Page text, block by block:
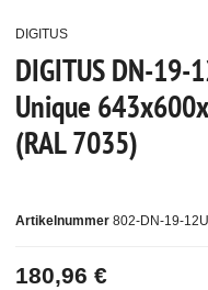
DIGITUS DN-19-
Unique
(RAL 7035)
Artikelnummer 802-DN-19-12U
DIGITUS
180,96 €